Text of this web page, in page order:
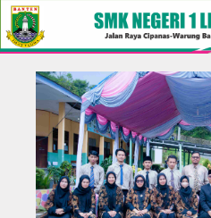
Home
Berita
KBM
Ekstrakurikuler